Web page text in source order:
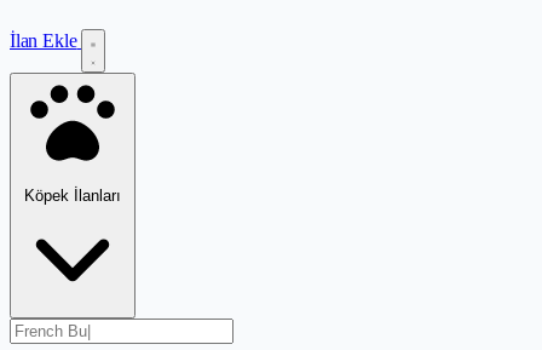
İlan Ekle
Köpek İlanları